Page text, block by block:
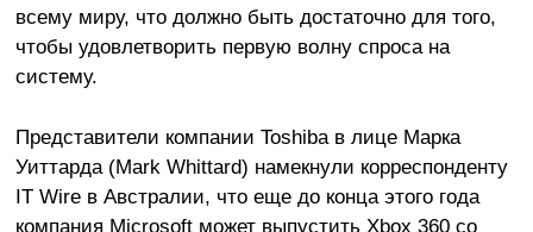
всему миру, что должно быть достаточно для того,
чтобы удовлетворить первую волну спроса на
систему.
Представители компании Toshiba в лице Марка
Уиттарда (Mark Whittard) намекнули корреспонденту
IT Wire в Австралии, что еще до конца этого года
компания Microsoft может выпустить Xbox 360 со